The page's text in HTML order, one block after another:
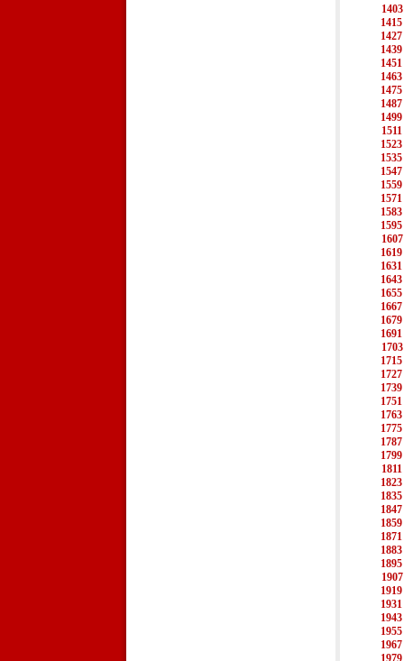
1403
1415
1427
1439
1451
1463
1475
1487
1499
1511
1523
1535
1547
1559
1571
1583
1595
1607
1619
1631
1643
1655
1667
1679
1691
1703
1715
1727
1739
1751
1763
1775
1787
1799
1811
1823
1835
1847
1859
1871
1883
1895
1907
1919
1931
1943
1955
1967
1979